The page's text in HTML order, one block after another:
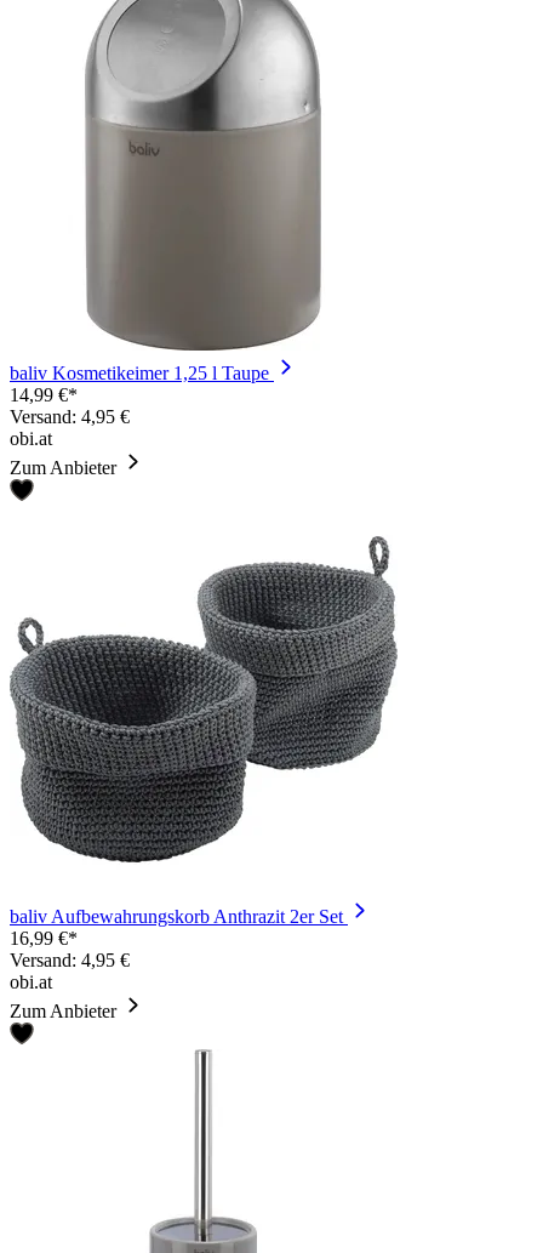
baliv Kosmetikeimer 1,25 l Taupe
14,99 €*
Versand: 4,95 €
obi.at
Zum Anbieter
baliv Aufbewahrungskorb Anthrazit 2er Set
16,99 €*
Versand: 4,95 €
obi.at
Zum Anbieter